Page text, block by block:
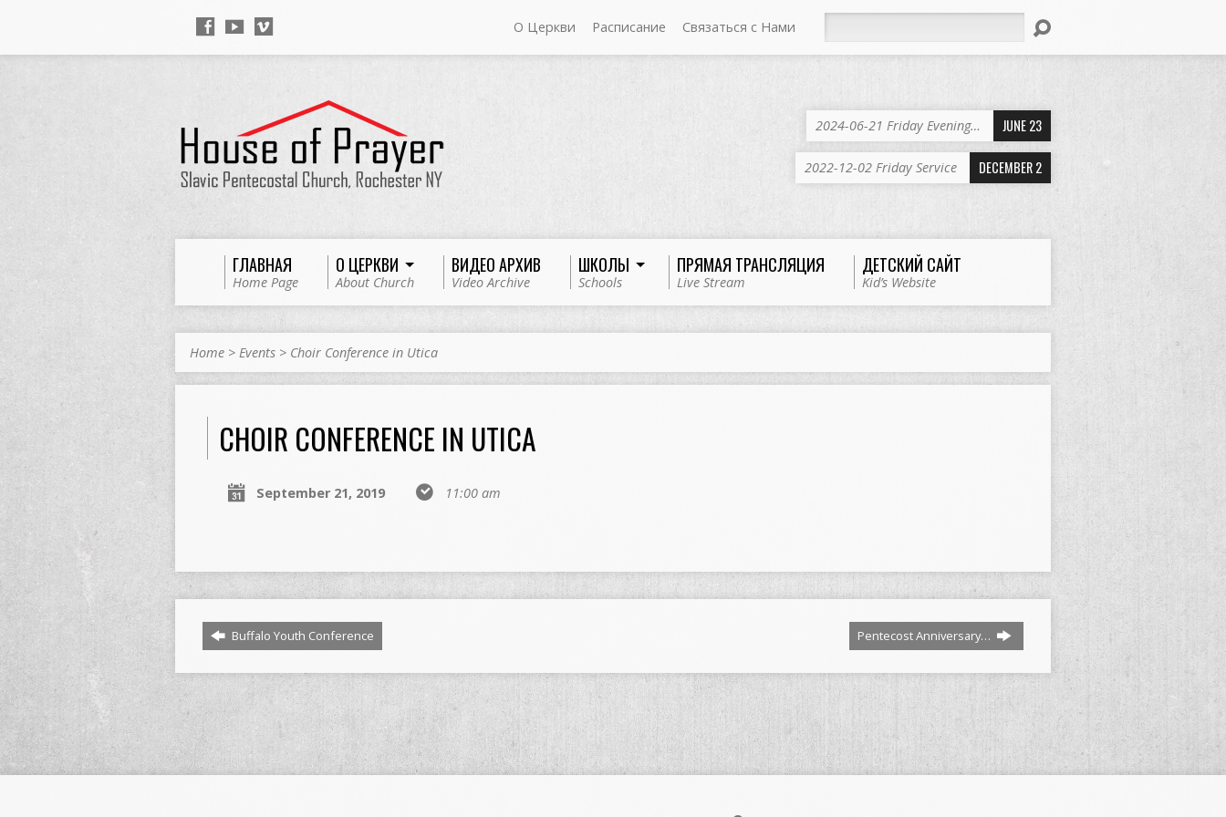
О Церкви Расписание Связаться с Нами
2024-06-21 Friday Evening… JUNE 23
2022-12-02 Friday Service DECEMBER 2
ГЛАВНАЯ
Home Page
О ЦЕРКВИ
About Church
ВИДЕО АРХИВ
Video Archive
ШКОЛЫ
Schools
ПРЯМАЯ ТРАНСЛЯЦИЯ
Live Stream
ДЕТСКИЙ САЙТ
Kid’s Website
Home > Events > Choir Conference in Utica
CHOIR CONFERENCE IN UTICA
September 21, 2019 11:00 am
Buffalo Youth Conference Pentecost Anniversary…